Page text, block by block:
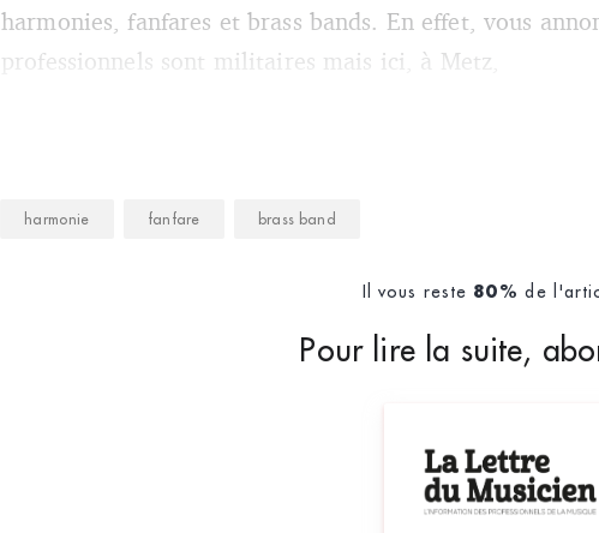
harmonies, fanfares et brass bands. En effet, vous
professionnels sont militaires mais ici, à Metz,
harmonie fanfare brass band
Il vous reste 80% de
Pour lire la suite,